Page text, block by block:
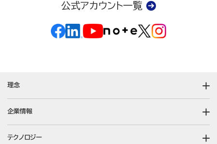
公式アカウント一覧
理念
企業情報
テクノロジー